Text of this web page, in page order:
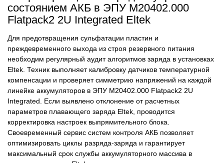
состоянием АКБ в ЭПУ M20402.000
Flatpack2 2U Integrated Eltek
Для предотвращения сульфатации пластин и
преждевременного выхода из строя резервного питания
необходим регулярный аудит алгоритмов заряда в установках
Eltek. Техник выполняет калибровку датчиков температурной
компенсации и проверяет симметрию напряжений на каждой
линейке аккумуляторов в ЭПУ M20402.000 Flatpack2 2U
Integrated. Если выявлено отклонение от расчетных
параметров плавающего заряда Eltek, проводится
корректировка настроек выпрямительного блока.
Своевременный сервис систем контроля АКБ позволяет
оптимизировать циклы разряда-заряда и гарантирует
максимальный срок службы аккумуляторного массива в